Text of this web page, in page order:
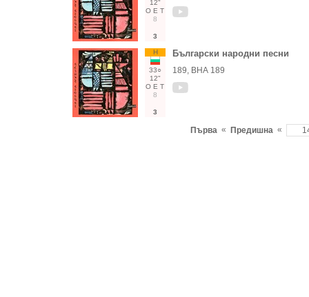
12"
О Е Т
8
3
Н
33○
12"
О Е Т
8
3
Български народни песни
189, ВНА 189
Първа « Предишна «